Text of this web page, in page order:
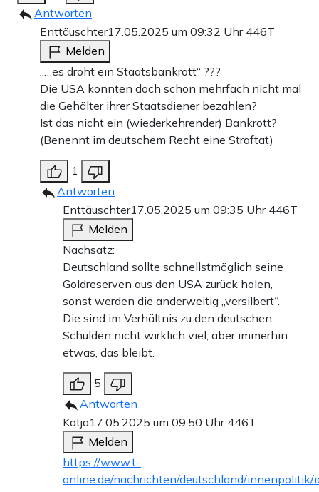
Antworten
Enttäuschter17.05.2025 um 09:32 Uhr 446T
Melden
„…es droht ein Staatsbankrott“ ???
Die USA konnten doch schon mehrfach nicht mal
die Gehälter ihrer Staatsdiener bezahlen?
Ist das nicht ein (wiederkehrender) Bankrott?
(Benennt im deutschem Recht eine Straftat)
1
Antworten
Enttäuschter17.05.2025 um 09:35 Uhr 446T
Melden
Nachsatz:
Deutschland sollte schnellstmöglich seine
Goldreserven aus den USA zurück holen,
sonst werden die anderweitig „versilbert“.
Die sind im Verhältnis zu den deutschen
Schulden nicht wirklich viel, aber immerhin
etwas, das bleibt.
5
Antworten
Katja17.05.2025 um 09:50 Uhr 446T
Melden
https://www.t-
online.de/nachrichten/deutschland/